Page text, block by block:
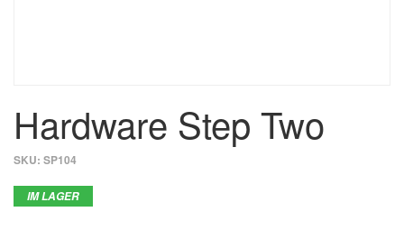
Hardware Step Two
SKU: SP104
IM LAGER